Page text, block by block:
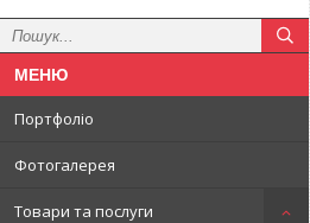
Портфоліо
Фотогалерея
Товари та послуги